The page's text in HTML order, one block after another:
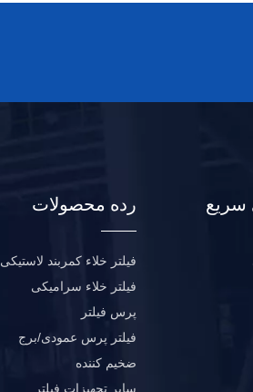
سریع رده محصولات
فیلتر خلاء کمربند لاستیکی
فیلتر خلاء سرامیکی
پرس فیلتر
فیلتر پرس عمودی/برج
ضخیم کننده
سایر تجهیزات فیلتر